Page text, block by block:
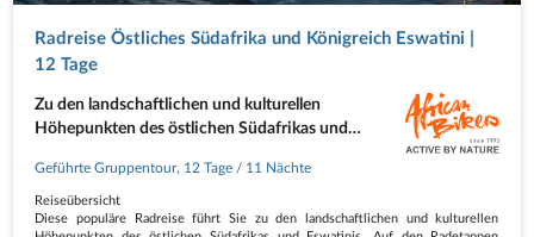
Radreise Östliches Südafrika und Königreich Eswatini |
12 Tage
Zu den landschaftlichen und kulturellen
Höhepunkten des östlichen Südafrikas und
Geführte Gruppentour, 12 Tage / 11 Nächte
Reiseübersicht
Diese populäre Radreise führt Sie zu den landschaftlichen und kulturellen